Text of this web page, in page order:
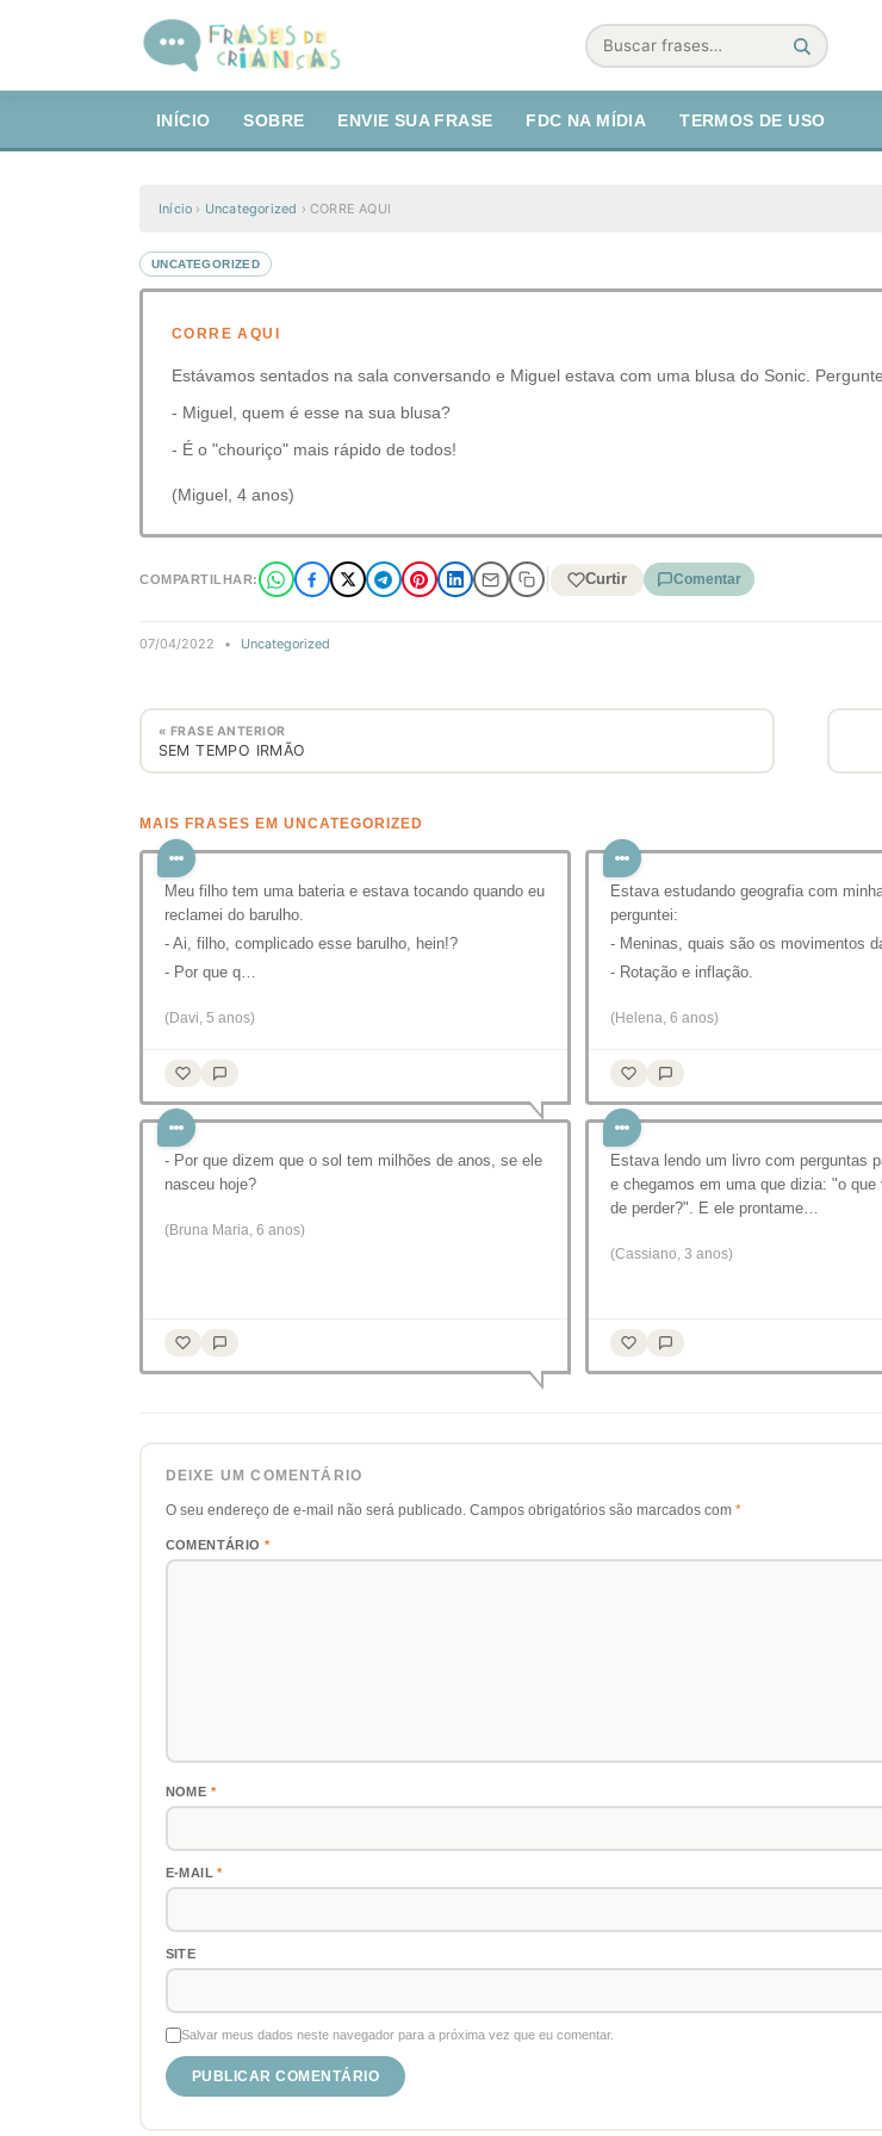
Buscar
INÍCIO SOBRE ENVIE SUA FRASE FDC NA MÍDIA TERMOS DE USO
Início › Uncategorized ›CORRE AQUI
UNCATEGORIZED
CORRE AQUI
Estávamos sentados na sala conversando e Miguel estava com uma blusa do Sonic.
- Miguel, quem é esse na sua blusa?
- É o "chouriço" mais rápido de todos!
(Miguel, 4 anos)
COMPARTILHAR: Curtir Comentar
07/04/2022 • Uncategorized
« FRASE ANTERIOR
SEM TEMPO IRMÃO
MAIS FRASES EM UNCATEGORIZED
Meu filho tem uma bateria e estava tocando quando eu
reclamei do barulho.
- Ai, filho, complicado esse barulho, hein!?
- Por que q…
(Davi, 5 anos)
Estava estudando geografia com
perguntei:
- Meninas, quais são os movimentos
- Rotação e inflação.
(Helena, 6 anos)
- Por que dizem que o sol tem milhões de anos, se ele
nasceu hoje?
(Bruna Maria, 6 anos)
Estava lendo um livro com perguntas
e chegamos em uma que dizia: "o que
de perder?". E ele prontame…
(Cassiano, 3 anos)
DEIXE UM COMENTÁRIO
O seu endereço de e-mail não será publicado. Campos obrigatórios são marcados com *
COMENTÁRIO *
NOME *
E-MAIL*
SITE
Salvar meus dados neste navegador para a próxima vez que eu comentar.